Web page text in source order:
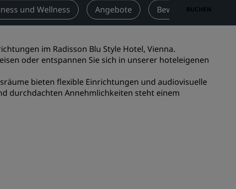
Hotels im Stadtzentrum
Besuchen Sie unseren Blog
Radisson Rewards
Vorteile
So verwenden Sie Punkte
und Wellness Angebote Bewertungen
BUCHEN
im Radisson Blu Style Hotel, Vienna.
oder entspannen Sie sich in unserer hoteleigenen
bieten flexible Einrichtungen und audiovisuelle
durchdachten Annehmlichkeiten steht einem